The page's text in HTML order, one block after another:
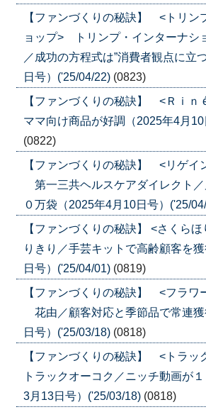
【ファンづくりの秘訣】 <トリン
ョップ> トリンプ・インターナシ
／成功の方程式は”消費者観点に立
日号）('25/04/22) (0823)
【ファンづくりの秘訣】 <Ｒｉ
ママ向け商品が好調（2025年4月
(0822)
【ファンづくりの秘訣】 <リゲイ
第一三共ヘルスケアダイレクト／
０万袋（2025年4月10日号）('25/
【ファンづくりの秘訣】 <さくら
りきり／手芸キットで高齢顧客を
日号）('25/04/01) (0819)
【ファンづくりの秘訣】 <フラワ
花由／顧客対応と季節品で常連
日号）('25/03/18) (0818)
【ファンづくりの秘訣】 <トラ
トラックオーコク／ニッチ動画が
3月13日号）('25/03/18) (0818)